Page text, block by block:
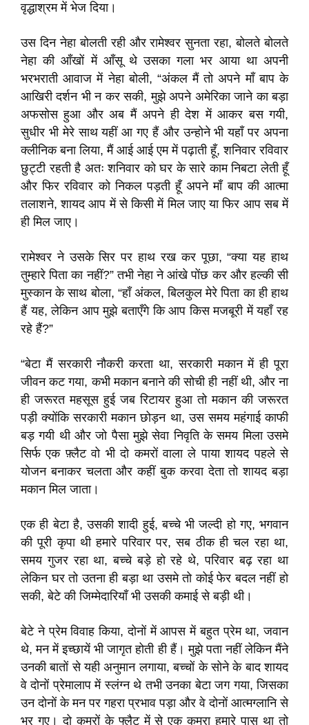
वृद्धाश्रम में भेज दिया।
उस दिन नेहा बोलती रही और रामेश्वर सुनता रहा, बोलते बोलते
नेहा की आँखों में आँसू थे उसका गला भर आया था अपनी
भरभराती आवाज में नेहा बोली, “अंकल मैं तो अपने माँ बाप के
आखिरी दर्शन भी न कर सकी, मुझे अपने अमेरिका जाने का बड़ा
अफसोस हुआ और अब मैं अपने ही देश में आकर बस गयी,
सुधीर भी मेरे साथ यहीं आ गए हैं और उन्होने भी यहाँ पर अपना
क्लीनिक बना लिया, मैं आई आई एम में पढ़ाती हूँ, शनिवार रविवार
छुट्टी रहती है अतः शनिवार को घर के सारे काम निबटा लेती हूँ
और फिर रविवार को निकल पड़ती हूँ अपने माँ बाप की आत्मा
तलाशने, शायद आप में से किसी में मिल जाए या फिर आप सब में
ही मिल जाए।
रामेश्वर ने उसके सिर पर हाथ रख कर पूछा, “क्या यह हाथ
तुम्हारे पिता का नहीं?” तभी नेहा ने आंखे पोंछ कर और हल्की सी
मुस्कान के साथ बोला, “हाँ अंकल, बिलकुल मेरे पिता का ही हाथ
हैं यह, लेकिन आप मुझे बताएँगे कि आप किस मजबूरी में यहाँ रह
रहे हैं?”
“बेटा मैं सरकारी नौकरी करता था, सरकारी मकान में ही पूरा
जीवन कट गया, कभी मकान बनाने की सोची ही नहीं थी, और ना
ही जरूरत महसूस हुई जब रिटायर हुआ तो मकान की जरूरत
पड़ी क्योंकि सरकारी मकान छोड़न था, उस समय महंगाई काफी
बड़ गयी थी और जो पैसा मुझे सेवा निवृति के समय मिला उसमे
सिर्फ एक फ़्लैट वो भी दो कमरों वाला ले पाया शायद पहले से
योजन बनाकर चलता और कहीं बुक करवा देता तो शायद बड़ा
मकान मिल जाता।
एक ही बेटा है, उसकी शादी हुई, बच्चे भी जल्दी हो गए, भगवान
की पूरी कृपा थी हमारे परिवार पर, सब ठीक ही चल रहा था,
समय गुजर रहा था, बच्चे बड़े हो रहे थे, परिवार बढ़ रहा था
लेकिन घर तो उतना ही बड़ा था उसमे तो कोई फेर बदल नहीं हो
सकी, बेटे की जिम्मेदारियाँ भी उसकी कमाई से बड़ी थी।
बेटे ने प्रेम विवाह किया, दोनों में आपस में बहुत प्रेम था, जवान
थे, मन में इच्छायें भी जागृत होती ही हैं। मुझे पता नहीं लेकिन मैंने
उनकी बातों से यही अनुमान लगाया, बच्चों के सोने के बाद शायद
वे दोनों प्रेमालाप में स्लंग्न थे तभी उनका बेटा जग गया, जिसका
उन दोनों के मन पर गहरा प्रभाव पड़ा और वे दोनों आत्मग्लानि से
भर गए। दो कमरों के फ्लैट में से एक कमरा हमारे पास था तो